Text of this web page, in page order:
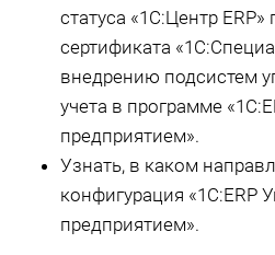
статуса «1С:Центр
сертификата
внедрению подсистем
учета в программе
предприятием».
Узнать, в каком
конфигурация «1С:ERP
предприятием».